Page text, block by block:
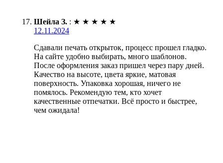
Шейла З. : ★ ★ ★ ★ ★
12.11.2024
Сдавали печать открыток, процесс прошел гладко.
На сайте удобно выбирать, много шаблонов.
После оформления заказ пришел через пару дней.
Качество на высоте, цвета яркие, матовая
поверхность. Упаковка хорошая, ничего не
помялось. Рекомендую тем, кто хочет
качественные отпечатки. Всё просто и быстрее,
чем ожидала!